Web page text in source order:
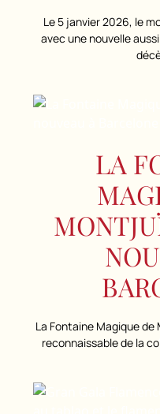
Le 5 janvier 2026, le
avec une nouvelle
LA
La Fontaine Magique
reconnaissable de la